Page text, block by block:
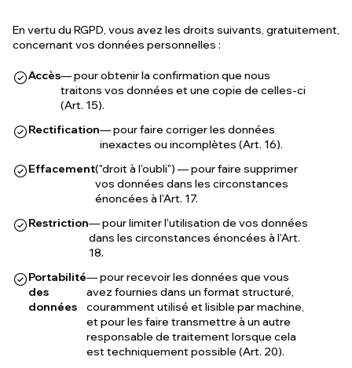
En vertu du RGPD, vous avez les droits suivants, gratuitement,
concernant vos données personnelles :
Accès— pour obtenir la confirmation que nous
traitons vos données et une copie de celles-ci
(Art. 15).
Rectification— pour faire corriger les données
inexactes ou incomplètes (Art. 16).
Effacement("droit à l'oubli") — pour faire supprimer
vos données dans les circonstances
énoncées à l'Art. 17.
Restriction— pour limiter l'utilisation de vos données
dans les circonstances énoncées à l'Art.
18.
Portabilité
des
données
— pour recevoir les données que vous
avez fournies dans un format structuré,
couramment utilisé et lisible par machine,
et pour les faire transmettre à un autre
responsable de traitement lorsque cela
est techniquement possible (Art. 20).